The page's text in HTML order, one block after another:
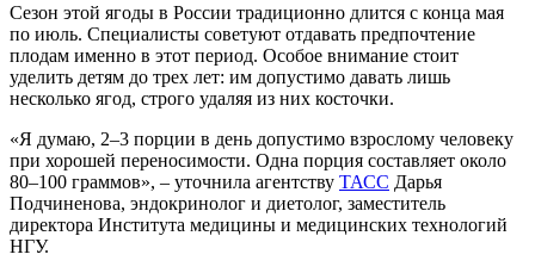
Сезон этой ягоды в России традиционно длится с конца мая
по июль. Специалисты советуют отдавать предпочтение
плодам именно в этот период. Особое внимание стоит
уделить детям до трех лет: им допустимо давать лишь
несколько ягод, строго удаляя из них косточки.
«Я думаю, 2–3 порции в день допустимо взрослому человеку
при хорошей переносимости. Одна порция составляет около
80–100 граммов», – уточнила агентству ТАСС Дарья
Подчиненова, эндокринолог и диетолог, заместитель
директора Института медицины и медицинских технологий
НГУ.